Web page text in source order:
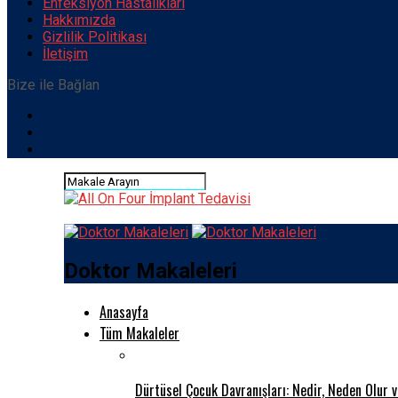
Hakkımızda
Gizlilik Politikası
İletişim
Bize ile Bağlan
Doktor Makaleleri
Anasayfa
Tüm Makaleler
Dürtüsel Çocuk Davranışları: Nedir, Neden Olur